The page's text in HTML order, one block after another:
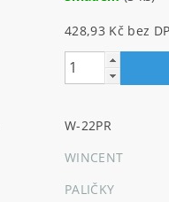
428,93 Kč bez
W-22PR
WINCENT
PALIČKY